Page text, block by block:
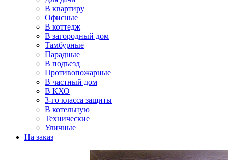
В квартиру
Офисные
В коттедж
В загородный дом
Тамбурные
Парадные
В подъезд
Противопожарные
В частный дом
В КХО
3-го класса защиты
В котельную
Технические
Уличные
На заказ